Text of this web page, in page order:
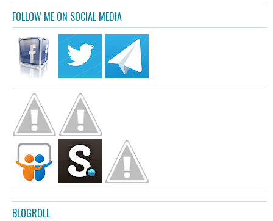
FOLLOW ME ON SOCIAL MEDIA
BLOGROLL